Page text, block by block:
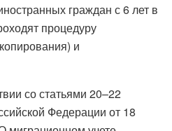
граждан с 6 лет в
процедуру
и
со статьями 20–22
Федерации от 18